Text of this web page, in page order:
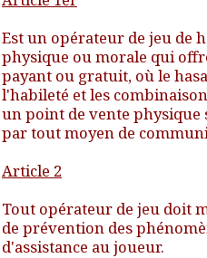
Est un opérateur de jeu de
physique ou morale qui
payant ou gratuit, où le
l'habileté et les
un point de vente
par tout moyen de
Article 2
Tout opérateur de jeu doit
de prévention des
d'assistance au joueur.